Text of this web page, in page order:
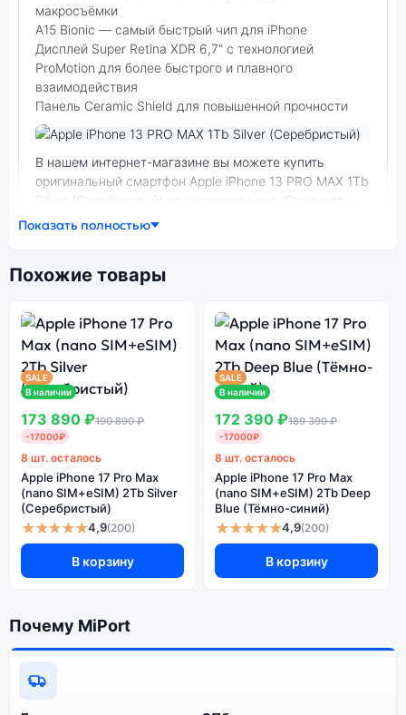
макросъёмки
A15 Bionic — самый быстрый чип для iPhone
Дисплей Super Retina XDR 6,7" с технологией
ProMotion для более быстрого и плавного
взаимодействия
Панель Ceramic Shield для повышенной прочности
В нашем интернет-магазине вы можете купить
оригинальный смартфон Apple iPhone 13 PRO MAX 1Tb
Silver (Серебристый) по выгодной цене. Стоимость
смартфона Apple iPhone 13 PRO MAX зависит от
смартфон Apple iPhone 13 PRO MAX 1Tb Silver
производительности и дизайна. Модель доступна в
разных конфигурациях и цветах — выбирайте под
свои задачи.
Ознакомиться с детальными характеристиками Apple
iPhone 13 PRO MAX 1Tb Silver (Серебристый) можно
ниже, в разделе «Характеристики». Если выбранной
конфигурации нет в наличии — оформите заказ на
сайте, и мы привезём её в кратчайшие сроки.
Доступна экспресс-доставка по Санкт-Петербургу и
самовывоз.
Apple iPhone 13 PRO MAX 1Tb Silver
(Серебристый):
Показать полностью
Похожие товары
SALE
В наличии
173 890 ₽190 890 ₽
-17000₽
8 шт. осталось
Apple iPhone 17 Pro Max
(nano SIM+eSIM) 2Tb Silver
(Серебристый)
★★★★★4,9(200)
В корзину
SALE
В наличии
172 390 ₽189 390 ₽
-17000₽
8 шт. осталось
Apple iPhone 17 Pro Max
(nano SIM+eSIM) 2Tb Deep
Blue (Тёмно-синий)
★★★★★4,9(200)
В корзину
Почему MiPort